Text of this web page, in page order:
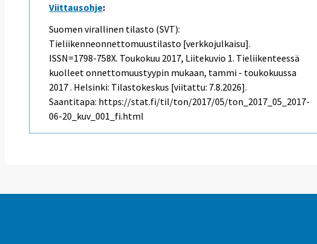
Viittausohje:
Suomen virallinen tilasto (SVT):
Tieliikenneonnettomuustilasto [verkkojulkaisu].
ISSN=1798-758X. Toukokuu 2017, Liitekuvio 1. Tieliikenteessä
kuolleet onnettomuustyypin mukaan, tammi - toukokuussa
2017 . Helsinki: Tilastokeskus [viitattu: 7.8.2026].
Saantitapa: https://stat.fi/til/ton/2017/05/ton_2017_05_2017-
06-20_kuv_001_fi.html